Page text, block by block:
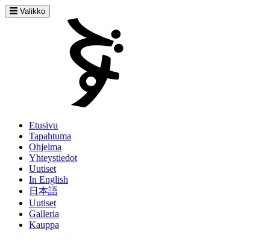
Valikko
Etusivu
Tapahtuma
Ohjelma
Yhteystiedot
Uutiset
In English
日本語
Uutiset
Galleria
Kauppa